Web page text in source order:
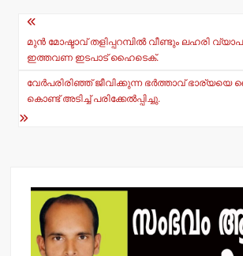
p
p
o
o
k
Post
navigation
മുന്‍ മോഷ്ടാവ് തളിപ്പറമ്പില്‍ വീണ്ടും ലഹരി
ഇത്തവണ ഇടപാട് ഹൈടെക്.
വേര്‍പരിരിഞ്ഞ് ജീവിക്കുന്ന ഭര്‍ത്താവ് ഭാര്യയെ
കൊണ്ട് അടിച്ച് പരിക്കേല്‍പ്പിച്ചു.